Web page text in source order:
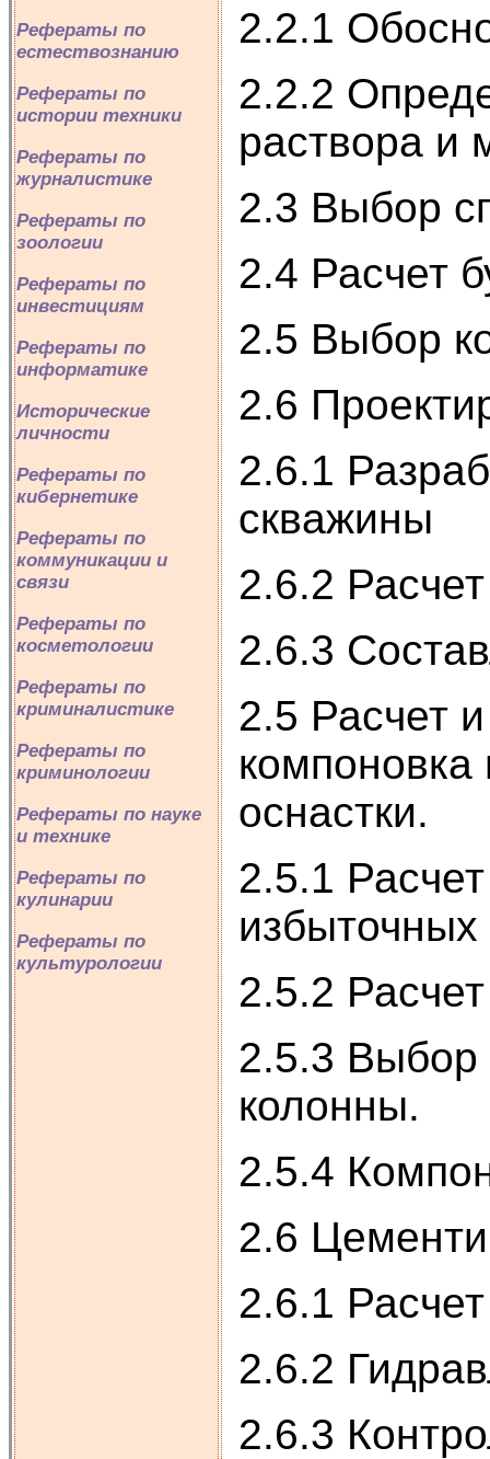
Рефераты по
естествознанию
Рефераты по
истории техники
Рефераты по
журналистике
Рефераты по
зоологии
Рефераты по
инвестициям
Рефераты по
информатике
Исторические
личности
Рефераты по
кибернетике
Рефераты по
коммуникации и
связи
Рефераты по
косметологии
Рефераты по
криминалистике
Рефераты по
криминологии
Рефераты по науке
и технике
Рефераты по
кулинарии
Рефераты по
культурологии
2.2.1
2.2.2
раствора и
2.3 Выбор
2.4 Расчет
2.5 Выбор
2.6
2.6.1
скважины
2.6.2
2.6.3
2.5 Расчет
компоновка
оснастки.
2.5.1
2.5.2
2.5.3 Выбор
колонны.
2.5.4
2.6
2.6.1
2.6.2
2.6.3